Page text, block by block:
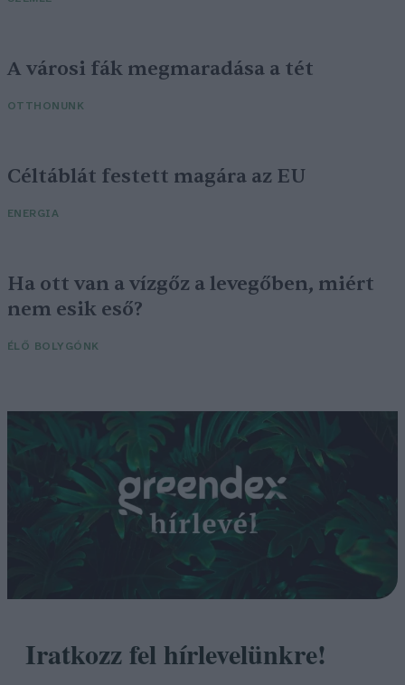
A városi fák megmaradása a tét
OTTHONUNK
Céltáblát festett magára az EU
ENERGIA
Ha ott van a vízgőz a levegőben, miért
nem esik eső?
ÉLŐ BOLYGÓNK
Iratkozz fel hírlevelünkre!